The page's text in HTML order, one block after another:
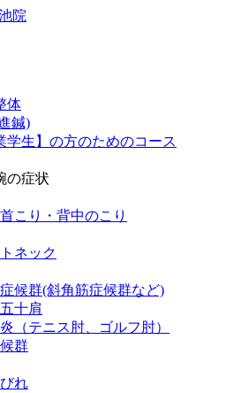
体
鍼)
学生】の方のためのコース
の症状
こり・背中のこり
ネック
候群(斜角筋症候群など)
十肩
（テニス肘、ゴルフ肘）
群
れ